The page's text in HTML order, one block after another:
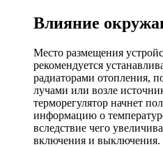
Влияние
Место размещения
рекомендуется
радиаторами отопления,
лучами или возле
терморегулятор начнет
информацию о
вследствие чего
включения и выключения.